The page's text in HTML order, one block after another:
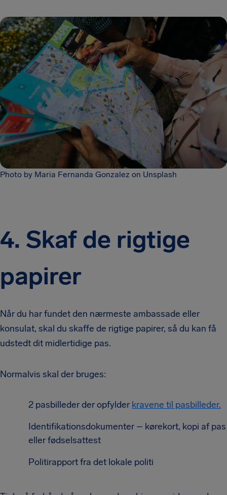
Photo by Maria Fernanda Gonzalez on Unsplash
4. Skaf de rigtige
papirer
Når du har fundet den nærmeste ambassade eller
konsulat, skal du skaffe de rigtige papirer, så du kan få
udstedt dit midlertidige pas.
Normalvis skal der bruges:
2 pasbilleder der opfylder kravene til pasbilleder.
Identifikationsdokumenter – kørekort, kopi af pas
eller fødselsattest
Politirapport fra det lokale politi